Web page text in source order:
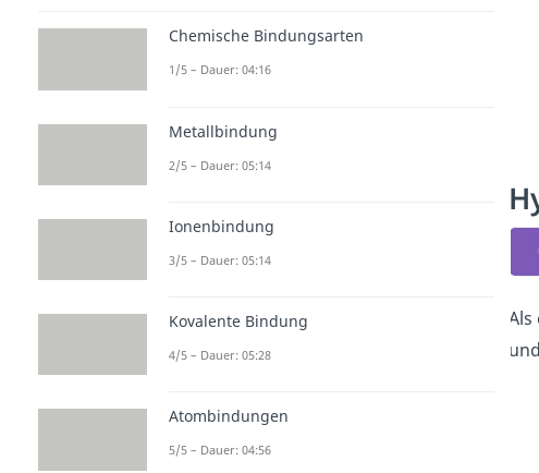
Chemische Bindungsarten
1/5 – Dauer: 04:16
Metallbindung
2/5 – Dauer: 05:14
Ionenbindung
3/5 – Dauer: 05:14
Kovalente Bindung
4/5 – Dauer: 05:28
Atombindungen
5/5 – Dauer: 04:56